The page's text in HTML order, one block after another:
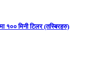
१०० मिनी टिलर (तस्बिरहरु)